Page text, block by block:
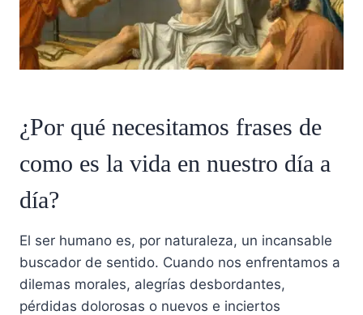
¿Por qué necesitamos frases de
como es la vida en nuestro día a
día?
El ser humano es, por naturaleza, un incansable
buscador de sentido. Cuando nos enfrentamos a
dilemas morales, alegrías desbordantes,
pérdidas dolorosas o nuevos e inciertos